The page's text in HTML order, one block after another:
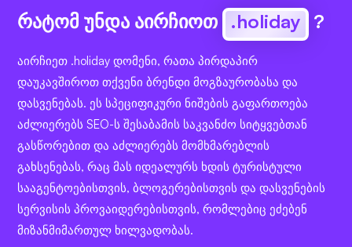
რატომ უნდა აირჩიოთ .holiday ?
აირჩიეთ .holiday დომენი, რათა პირდაპირ
დაუკავშიროთ თქვენი ბრენდი მოგზაურობასა და
დასვენებას. ეს სპეციფიკური ნიშების გაფართოება
აძლიერებს SEO-ს შესაბამის საკვანძო სიტყვებთან
გასწორებით და აძლიერებს მომხმარებლის
გახსენებას, რაც მას იდეალურს ხდის ტურისტული
სააგენტოებისთვის, ბლოგერებისთვის და დასვენების
სერვისის პროვაიდერებისთვის, რომლებიც ეძებენ
მიზანმიმართულ ხილვადობას.